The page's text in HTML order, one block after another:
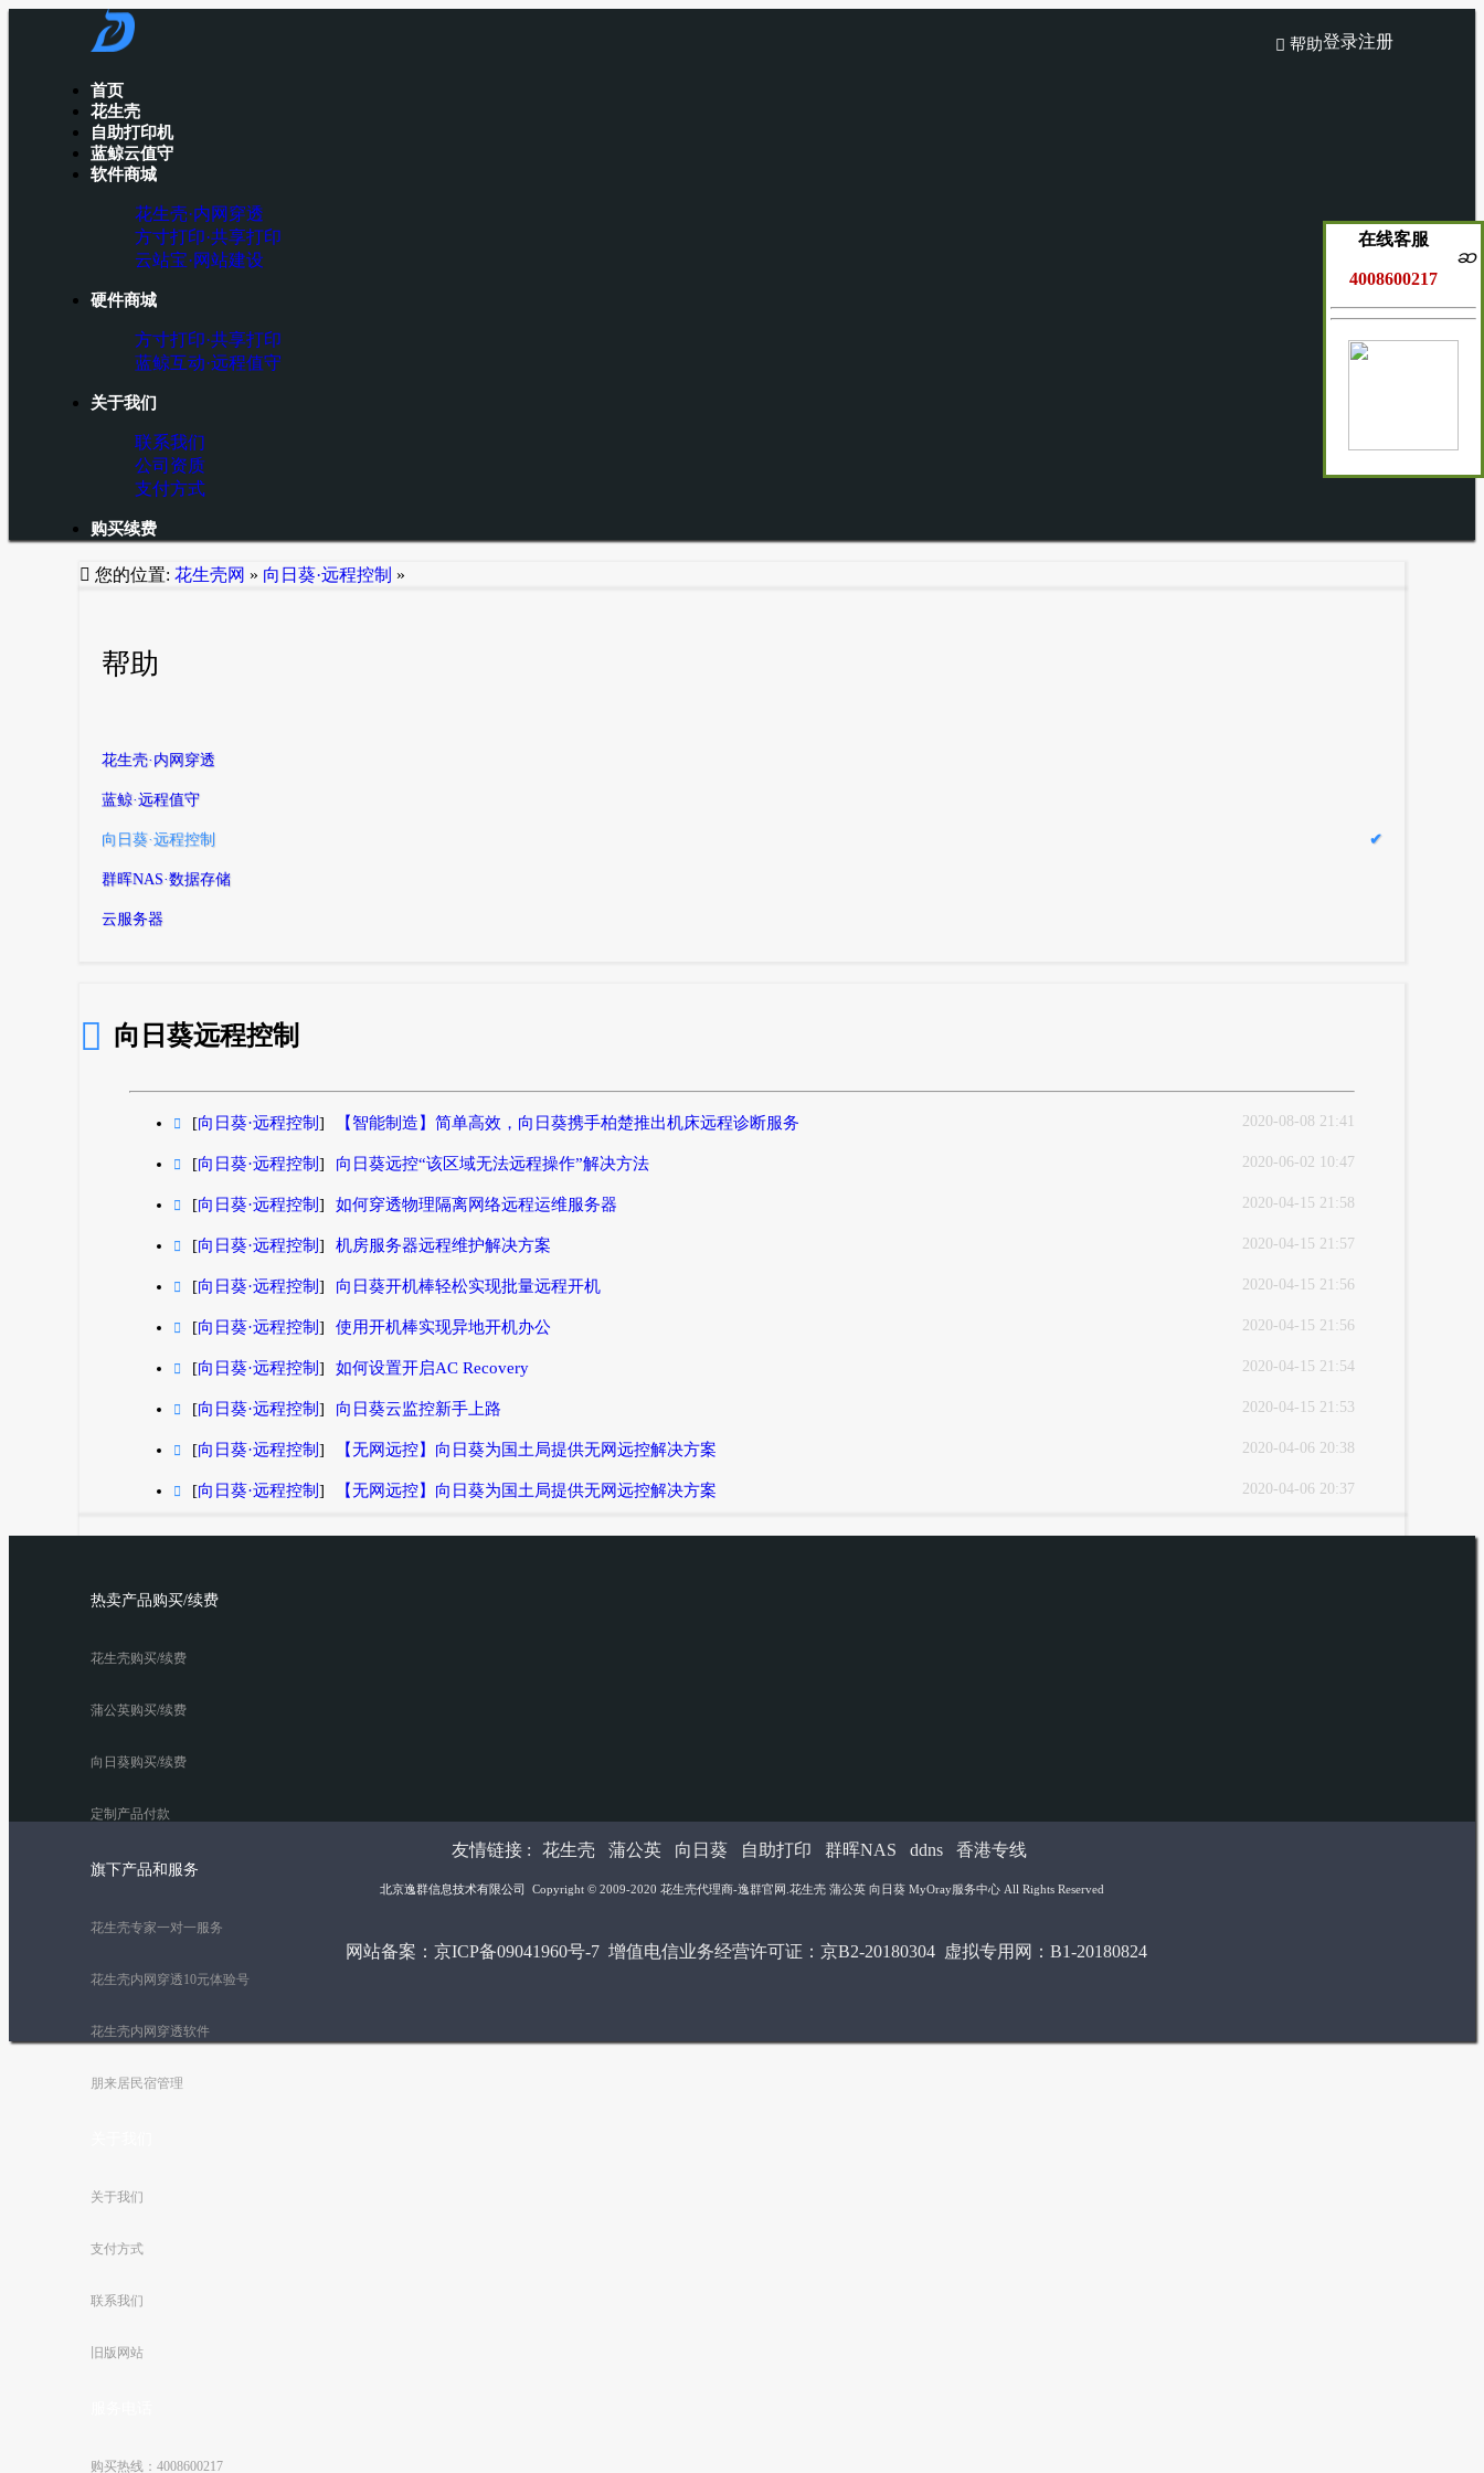
首页
花生壳
自助打印机
蓝鲸云值守
软件商城
花生壳·内网穿透
方寸打印·共享打印
云站宝·网站建设
硬件商城
方寸打印·共享打印
蓝鲸互动·远程值守
关于我们
联系我们
公司资质
支付方式
购买续费
 帮助登录注册
 您的位置: 花生壳网 » 向日葵·远程控制 »
帮助
花生壳·内网穿透
蓝鲸·远程值守
向日葵·远程控制
群晖NAS·数据存储
云服务器
 向日葵远程控制
 [向日葵·远程控制 ] 【智能制造】简单高效，向日葵携手柏楚推出机床远程诊断服务 2020-08-08 21:41
 [向日葵·远程控制 ] 向日葵远控“该区域无法远程操作”解决方法 2020-06-02 10:47
 [向日葵·远程控制 ] 如何穿透物理隔离网络远程运维服务器 2020-04-15 21:58
 [向日葵·远程控制 ] 机房服务器远程维护解决方案 2020-04-15 21:57
 [向日葵·远程控制 ] 向日葵开机棒轻松实现批量远程开机 2020-04-15 21:56
 [向日葵·远程控制 ] 使用开机棒实现异地开机办公 2020-04-15 21:56
 [向日葵·远程控制 ] 如何设置开启AC Recovery 2020-04-15 21:54
 [向日葵·远程控制 ] 向日葵云监控新手上路 2020-04-15 21:53
 [向日葵·远程控制 ] 【无网远控】向日葵为国土局提供无网远控解决方案 2020-04-06 20:38
 [向日葵·远程控制 ] 【无网远控】向日葵为国土局提供无网远控解决方案 2020-04-06 20:37
热卖产品购买/续费
花生壳购买/续费
蒲公英购买/续费
向日葵购买/续费
定制产品付款
旗下产品和服务
花生壳专家一对一服务
花生壳内网穿透10元体验号
花生壳内网穿透软件
朋来居民宿管理
关于我们
支付方式
联系我们
旧版网站
购买热线：4008600217
友情链接 : 花生壳 蒲公英 向日葵 自助打印 群晖NAS ddns 香港专线
北京逸群信息技术有限公司 Copyright © 2009-2020 花生壳代理商-逸群官网 .花生壳 蒲公英 向日葵 MyOray服务中心 All Rights Reserved
网站备案： 京ICP备09041960号-7 增值电信业务经营许可证：京B2-20180304 虚拟专用网：B1-20180824
在线客服
ဆ
4008600217